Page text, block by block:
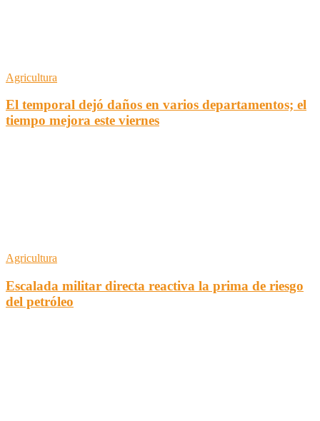
Agricultura
El temporal dejó daños en varios departamentos; el
tiempo mejora este viernes
Agricultura
Escalada militar directa reactiva la prima de riesgo
del petróleo